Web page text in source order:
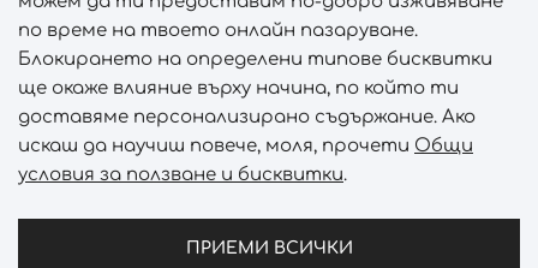
Начини на доставка
Отключи ексклузивни отстъпки и лимитирани
по време на твоето онлайн пазаруване.
Блокирането на определени типове бисквитки
ще окаже влияние върху начина, по който ти
доставяме персонализирано съдържание. Ако
искаш да научиш повече, моля, прочети Общи
условия за ползване и бисквитки.
ПРИЕМИ ВСИЧКИ